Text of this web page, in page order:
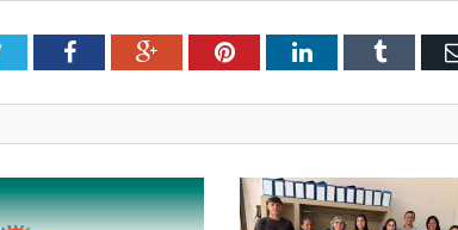
TwitterFacebookGoogle+PinterestLinkedInTumblr